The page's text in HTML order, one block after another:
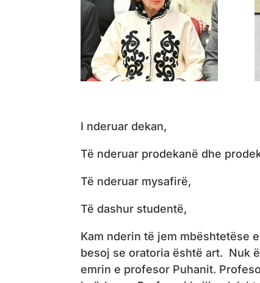
I nderuar dekan,
Të nderuar prodekanë dhe
Të nderuar mysafirë,
Të dashur studentë,
Kam nderin të jem mbështetëse
besoj se oratoria është art. Nuk
emrin e profesor Puhanit.